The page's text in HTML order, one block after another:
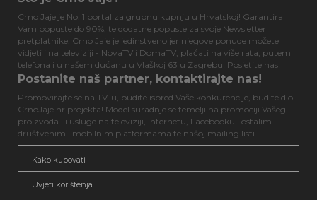
Crno Jaje je No. 1 portal za grupnu kupnju u Hrvatskoj! Garantira
Vam popuste do 90%, te dodatne popuste za svoje Newsletter
pretplatnike. Crno Jaje je jedinstveno jer njegove ponude možete
vidjeti i na televiziji - NovaTV i DomaTV, plaćati na više rata, putem
telefona i u našem dućanu u Vlaškoj 63 u Zagrebu! Posjetite nas!
Postanite naš partner, kontaktirajte nas!
Promovirajte se na TV-u, budite ispred Vaše konkurencije, budite dio
CrnoJaje.hr projekta! Model suradnje se temelji na promociji Vašeg
proizvoda ili usluge na televiziji, internetu, Facebooku i ostalim
društvenim i mobilnim platformama te našoj mailing listi...
Kako kupovati
Uvjeti korištenja